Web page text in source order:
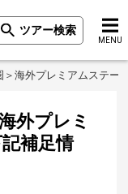
ツアー検索
MENU
＞海外プレミアムステ
外プレミ
補足情